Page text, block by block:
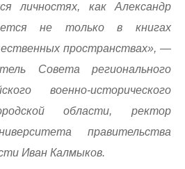
личностях, как Александр
не только в книгах
пространствах», —
Совета регионального
военно-исторического
области, ректор
правительства
Иван Калмыков.